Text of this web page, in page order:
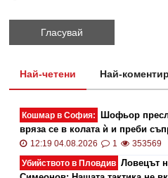
НОИ ще проверява за
обезщетенията при
Най-четени Най-
Кошмар в София:
Шофьор
вряза се в колата ѝ и преби
12:19 04.08.2026 1
353569
Убийството в Пловдив Ловецът